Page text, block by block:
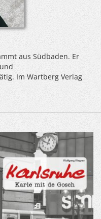
aus Südbaden. Er
Im Wartberg Verlag